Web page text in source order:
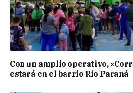
Con un amplio operativo,
estará en el barrio Río Paraná